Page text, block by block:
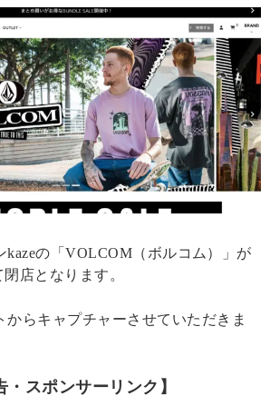
kazeの「VOLCOM（ボルコム）」が
店となります。
らキャプチャーさせていただきま
・スポンサーリンク】